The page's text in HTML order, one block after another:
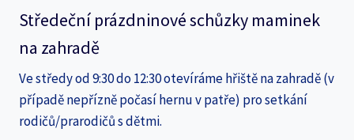
Středeční prázdninové schůzky maminek
na zahradě
Ve středy od 9:30 do 12:30 otevíráme hřiště na zahradě (v
případě nepřízně počasí hernu v patře) pro setkání
rodičů/prarodičů s dětmi.